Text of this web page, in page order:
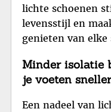
lichte schoenen
levensstijl en
genieten van elke
Minder isolatie
je voeten
Een nadeel van